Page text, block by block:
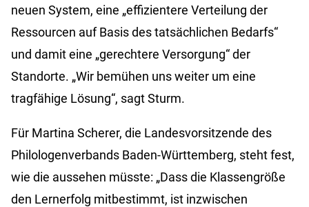
neuen System, eine „effizientere Verteilung der
Ressourcen auf Basis des tatsächlichen Bedarfs“
und damit eine „gerechtere Versorgung“ der
Standorte. „Wir bemühen uns weiter um eine
tragfähige Lösung“, sagt Sturm.
Für Martina Scherer, die Landesvorsitzende des
Philologenverbands Baden-Württemberg, steht fest,
wie die aussehen müsste: „Dass die Klassengröße
den Lernerfolg mitbestimmt, ist inzwischen